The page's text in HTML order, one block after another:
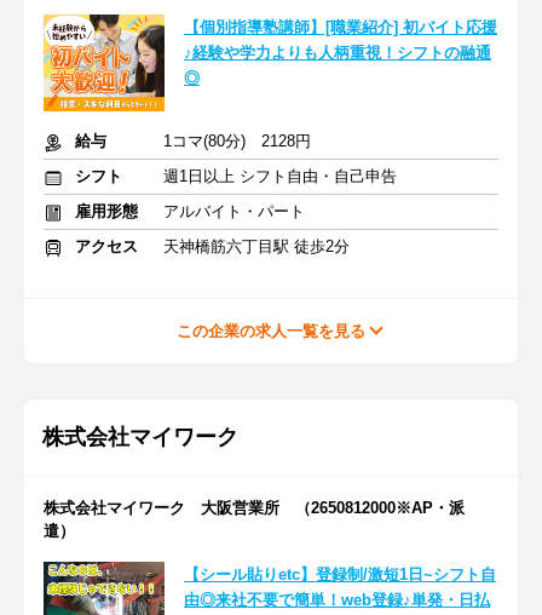
【個別指導塾講師】[職業紹介] 初バイト応援
♪経験や学力よりも人柄重視！シフトの融通
◎
給与
1コマ(80分) 2128円
シフト
週1日以上 シフト自由・自己申告
雇用形態
アルバイト・パート
アクセス
天神橋筋六丁目駅 徒歩2分
この企業の求人一覧を見る
株式会社マイワーク
株式会社マイワーク 大阪営業所 （2650812000※AP・派
遣）
【シール貼りetc】登録制/激短1日~シフト自
由◎来社不要で簡単！web登録♪単発・日払